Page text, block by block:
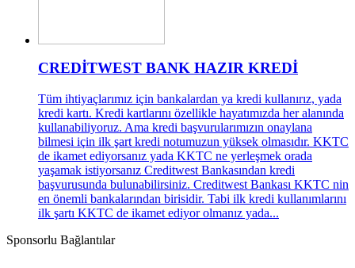
CREDİTWEST BANK HAZIR KREDİ
Tüm ihtiyaçlarımız için bankalardan ya kredi kullanırız, yada
kredi kartı. Kredi kartlarını özellikle hayatımızda her alanında
kullanabiliyoruz. Ama kredi başvurularımızın onaylana
bilmesi için ilk şart kredi notumuzun yüksek olmasıdır. KKTC
de ikamet ediyorsanız yada KKTC ne yerleşmek orada
yaşamak istiyorsanız Creditwest Bankasından kredi
başvurusunda bulunabilirsiniz. Creditwest Bankası KKTC nin
en önemli bankalarından birisidir. Tabi ilk kredi kullanımlarını
ilk şartı KKTC de ikamet ediyor olmanız yada...
Sponsorlu Bağlantılar